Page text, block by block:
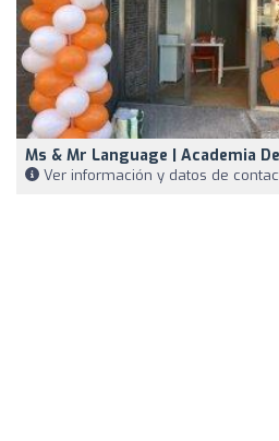
Ms & Mr Language | Academia
Ver información y datos de